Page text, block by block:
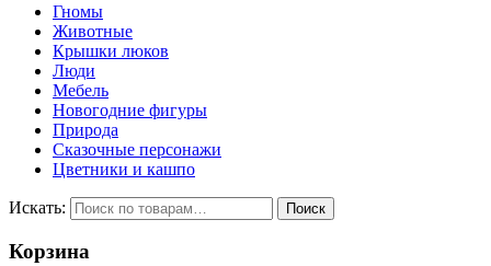
Гномы
Животные
Крышки люков
Люди
Мебель
Новогодние фигуры
Природа
Сказочные персонажи
Цветники и кашпо
Искать: Поиск
Корзина